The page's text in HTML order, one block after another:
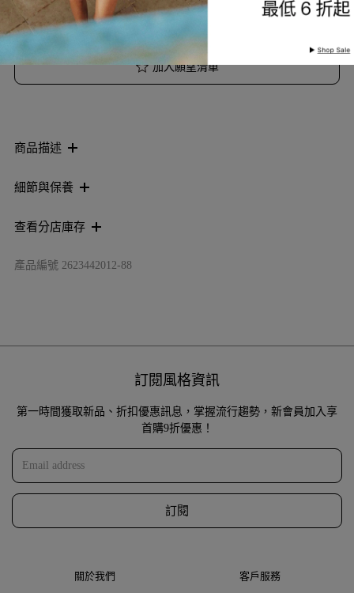
索取到貨通知
加入願望清單
商品描述
細節與保養
查看分店庫存
產品編號 2623442012-88
訂閱風格資訊
第一時間獲取新品、折扣優惠訊息，掌握流行趨勢，新會員加入享
首購9折優惠！
訂閱
關於我們 客戶服務